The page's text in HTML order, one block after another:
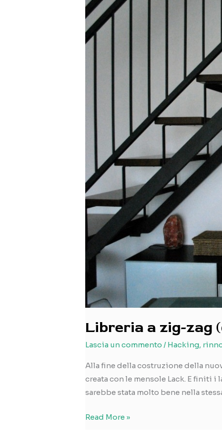
Libreria a zig-zag
Lascia un commento / Hacking,
Alla fine della costruzione della
creata con le mensole Lack. E finiti
sarebbe stata molto bene nella
Libreria
Read More »